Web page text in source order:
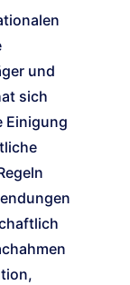
und
sich
Einigung